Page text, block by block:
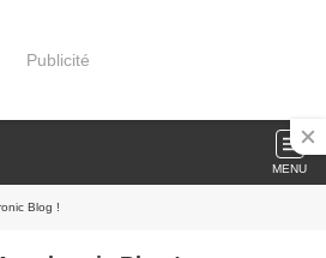
Publicité
MENU
Blog !